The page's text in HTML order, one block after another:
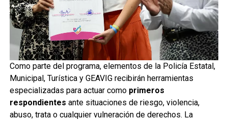
Como parte del programa, elementos de la Policía Estatal,
Municipal, Turística y GEAVIG recibirán herramientas
especializadas para actuar como primeros
respondientes ante situaciones de riesgo, violencia,
abuso, trata o cualquier vulneración de derechos. La